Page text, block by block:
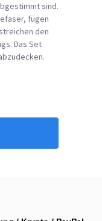
sind.
fügen
den
Das Set